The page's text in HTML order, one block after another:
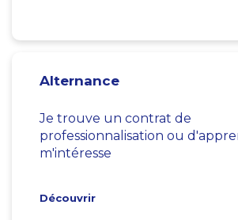
Alternance
Je trouve un contrat de
professionnalisation ou
m'intéresse
Découvrir